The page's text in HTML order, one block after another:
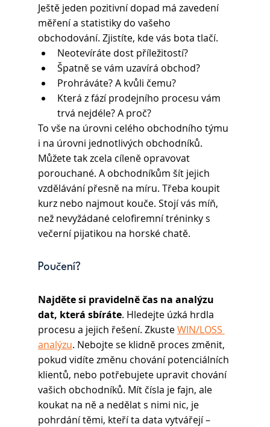
Ještě jeden pozitivní dopad má zavedení
měření a statistiky do vašeho
obchodování. Zjistíte, kde vás bota tlačí.
Neotevíráte dost příležitostí?
Špatně se vám uzavírá obchod?
Prohráváte? A kvůli čemu?
Která z fází prodejního procesu vám
trvá nejdéle? A proč?
To vše na úrovni celého obchodního týmu
i na úrovni jednotlivých obchodníků.
Můžete tak zcela cíleně opravovat
porouchané. A obchodníkům šít jejich
vzdělávání přesně na míru. Třeba koupit
kurz nebo najmout kouče. Stojí vás míň,
než nevyžádané celofiremní tréninky s
večerní pijatikou na horské chatě.
Poučení?
Najděte si pravidelně čas na analýzu
dat, která sbíráte. Hledejte úzká hrdla
procesu a jejich řešení. Zkuste WIN/LOSS
analýzu. Nebojte se klidně proces změnit,
pokud vidíte změnu chování potenciálních
klientů, nebo potřebujete upravit chování
vašich obchodníků. Mít čísla je fajn, ale
koukat na ně a nedělat s nimi nic, je
pohrdání těmi, kteří ta data vytvářejí –